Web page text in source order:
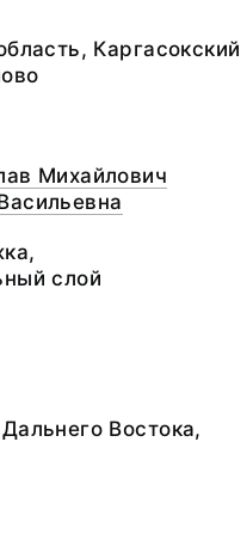
Каргасокский
Михайлович
слой
Востока,